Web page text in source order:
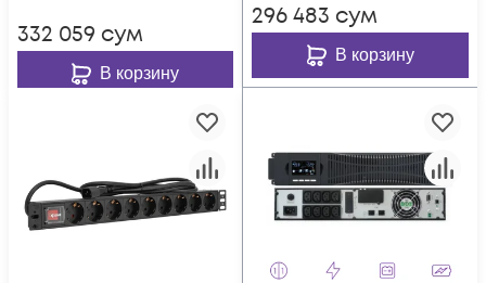
332 059 сум
В корзину
296 483 сум
В корзину